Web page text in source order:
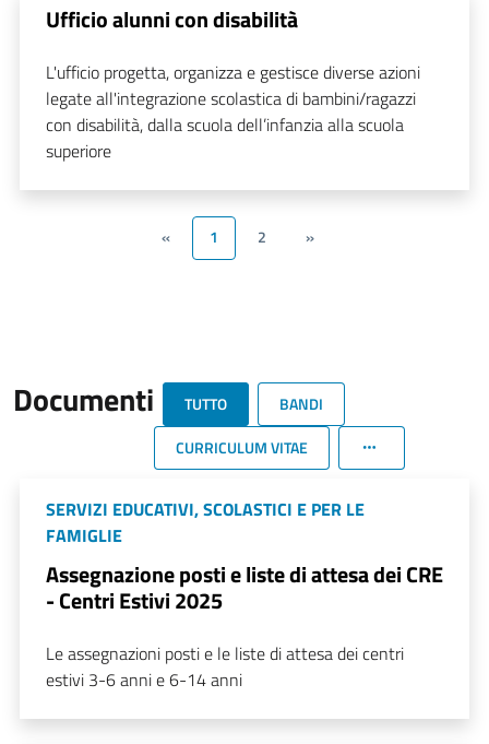
Ufficio alunni con disabilità
L'ufficio progetta, organizza e gestisce diverse azioni
legate all'integrazione scolastica di bambini/ragazzi
con disabilità, dalla scuola dell’infanzia alla scuola
superiore
« 1 2 »
Documenti TUTTO
BANDI
CURRICULUM VITAE
SERVIZI EDUCATIVI, SCOLASTICI E PER LE
FAMIGLIE
Assegnazione posti e liste di attesa dei CRE
- Centri Estivi 2025
Le assegnazioni posti e le liste di attesa dei centri
estivi 3-6 anni e 6-14 anni